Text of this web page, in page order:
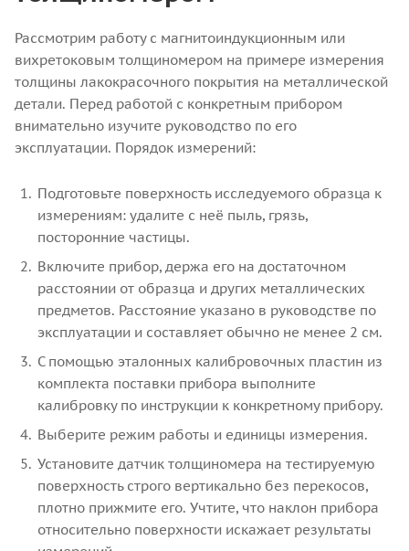
Рассмотрим работу с магнитоиндукционным или
вихретоковым толщиномером на примере измерения
толщины лакокрасочного покрытия на металлической
детали. Перед работой с конкретным прибором
внимательно изучите руководство по его
эксплуатации. Порядок измерений:
Подготовьте поверхность исследуемого образца к
измерениям: удалите с неё пыль, грязь,
посторонние частицы.
Включите прибор, держа его на достаточном
расстоянии от образца и других металлических
предметов. Расстояние указано в руководстве по
эксплуатации и составляет обычно не менее 2 см.
С помощью эталонных калибровочных пластин из
комплекта поставки прибора выполните
калибровку по инструкции к конкретному прибору.
Выберите режим работы и единицы измерения.
Установите датчик толщиномера на тестируемую
поверхность строго вертикально без перекосов,
плотно прижмите его. Учтите, что наклон прибора
относительно поверхности искажает результаты